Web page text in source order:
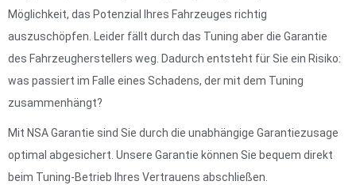
Möglichkeit, das Potenzial Ihres Fahrzeuges richtig
auszuschöpfen. Leider fällt durch das Tuning aber die Garantie
des Fahrzeugherstellers weg. Dadurch entsteht für Sie ein Risiko:
was passiert im Falle eines Schadens, der mit dem Tuning
zusammenhängt?
Mit NSA Garantie sind Sie durch die unabhängige Garantiezusage
optimal abgesichert. Unsere Garantie können Sie bequem direkt
beim Tuning-Betrieb Ihres Vertrauens abschließen.